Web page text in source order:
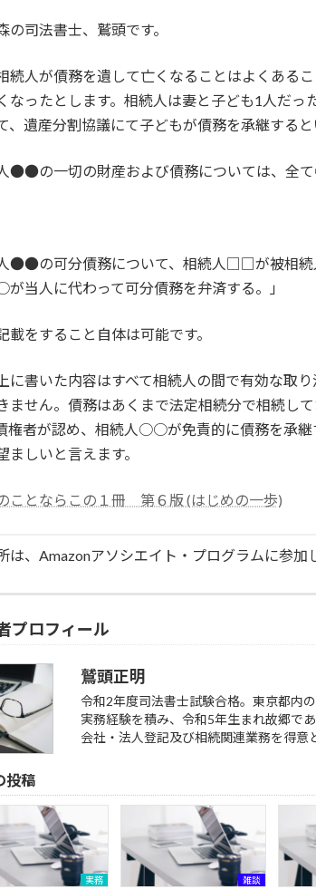
新
時
:
の司法書士、鷲頭です。
続人が債務を遺して亡くなることはよくある
なったとします。相続人は妻と子ども1人だっ
、遺産分割協議にて子どもが債務を承継すると
人●●の一切の財産および債務については、全
人●●の可分債務について、相続人□□が被相
当人に代わって可分債務を弁済する。」
載をすること自体は可能です。
に書いた内容はすべて相続人の間で有効な取
ません。債務はあくまで法定相続分で相続し
権者が認め、相続人○○が免責的に債務を承
ましいと言えます。
ことならこの１冊 第６版 (はじめの一歩)
は、Amazonアソシエイト・プログラムに参加
プロフィール
鷲頭正明
令和2年度司法書士試験合格。東京都内
実務経験を積み、令和5年生まれ故郷で
会社・法人登記及び相続関連業務を得意
投稿
実務
雑談